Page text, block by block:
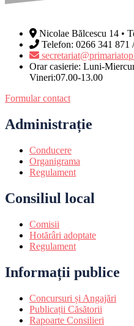
Nicolae Bălcescu 14 •
Telefon: 0266 341 871
Orar casierie: Luni-
Vineri:07.00-13.00
Formular contact
Administrație
Conducere
Organigrama
Regulament
Consiliul local
Comisii
Hotărâri adoptate
Regulament
Informații publice
Concursuri și Angajări
Publicații Căsătorii
Rapoarte Consilieri